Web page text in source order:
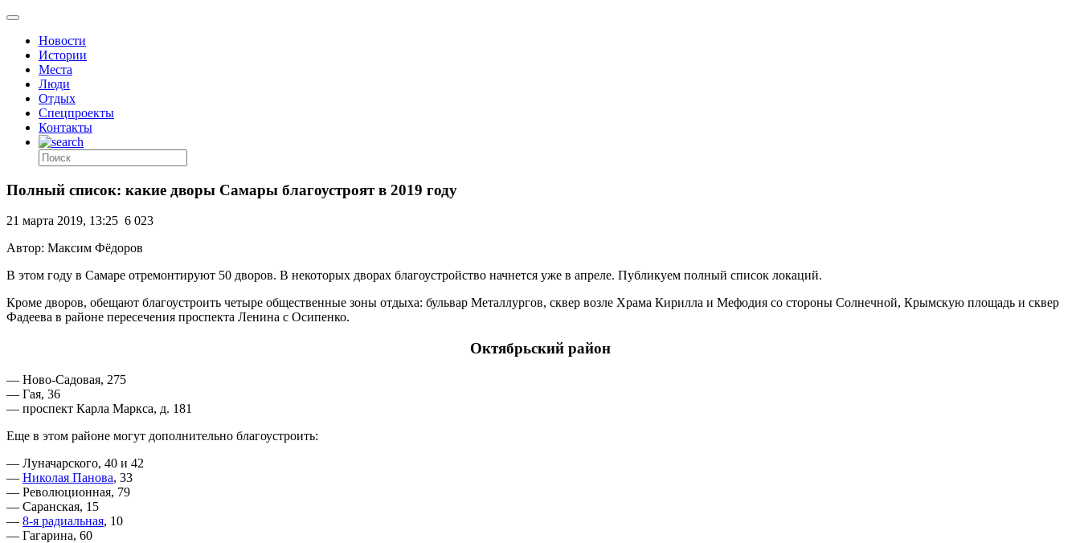
Новости
Истории
Места
Люди
Отдых
Спецпроекты
Контакты
Полный список: какие дворы Самары благоустроят в 2019 году
21 марта 2019, 13:25 6 023
Автор: Максим Фёдоров
В этом году в Самаре отремонтируют 50 дворов. В некоторых дворах благоустройство начнется уже в апреле. Публикуем полный список локаций.
Кроме дворов, обещают благоустроить четыре общественные зоны отдыха: бульвар Металлургов, сквер возле Храма Кирилла и Мефодия со стороны Солнечной, Крымскую площадь и сквер
Фадеева в районе пересечения проспекта Ленина с Осипенко.
Октябрьский район
— Ново-Садовая, 275
— Гая, 36
— проспект Карла Маркса, д. 181
Еще в этом районе могут дополнительно благоустроить:
— Луначарского, 40 и 42
— Николая Панова, 33
— Революционная, 79
— Саранская, 15
— 8-я радиальная, 10
— Гагарина, 60